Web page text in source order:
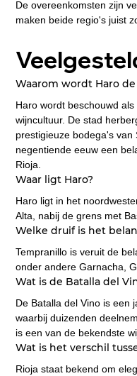
De overeenkomsten zijn
maken beide regio's juist
Waarom wordt Haro
Haro wordt beschouwd
wijncultuur. De stad
prestigieuze bodega's
negentiende eeuw een
Rioja.
Waar ligt Haro?
Haro ligt in het
Alta, nabij de grens met
Welke druif is het
Tempranillo is veruit de
onder andere Garnacha,
Wat is de Batalla del
De Batalla del Vino is een
waarbij duizenden
is een van de bekendste
Wat is het verschil
Rioja staat bekend om